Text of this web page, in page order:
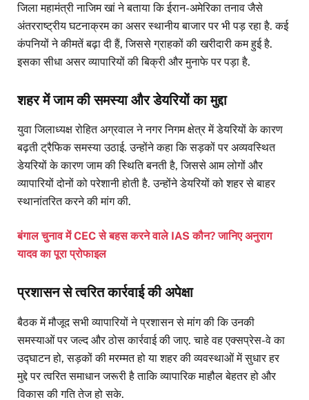
जिला महामंत्री नाजिम खां ने बताया कि ईरान-अमेरिका तनाव जैसे
अंतरराष्ट्रीय घटनाक्रम का असर स्थानीय बाजार पर भी पड़ रहा है. कई
कंपनियों ने कीमतें बढ़ा दी हैं, जिससे ग्राहकों की खरीदारी कम हुई है.
इसका सीधा असर व्यापारियों की बिक्री और मुनाफे पर पड़ा है.
शहर में जाम की समस्या और डेयरियों का मुद्दा
युवा जिलाध्यक्ष रोहित अग्रवाल ने नगर निगम क्षेत्र में डेयरियों के कारण
बढ़ती ट्रैफिक समस्या उठाई. उन्होंने कहा कि सड़कों पर अव्यवस्थित
डेयरियों के कारण जाम की स्थिति बनती है, जिससे आम लोगों और
व्यापारियों दोनों को परेशानी होती है. उन्होंने डेयरियों को शहर से बाहर
स्थानांतरित करने की मांग की.
बंगाल चुनाव में CEC से बहस करने वाले IAS कौन? जानिए अनुराग
यादव का पूरा प्रोफाइल
प्रशासन से त्वरित कार्रवाई की अपेक्षा
बैठक में मौजूद सभी व्यापारियों ने प्रशासन से मांग की कि उनकी
समस्याओं पर जल्द और ठोस कार्रवाई की जाए. चाहे वह एक्सप्रेस-वे का
उद्घाटन हो, सड़कों की मरम्मत हो या शहर की व्यवस्थाओं में सुधार हर
मुद्दे पर त्वरित समाधान जरूरी है ताकि व्यापारिक माहौल बेहतर हो और
विकास की गति तेज हो सके.